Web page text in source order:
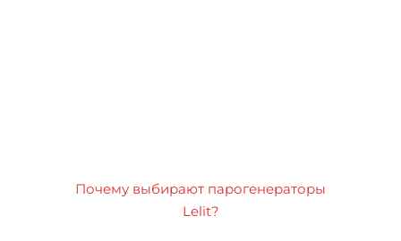
Почему выбирают парогенераторы
Lelit?